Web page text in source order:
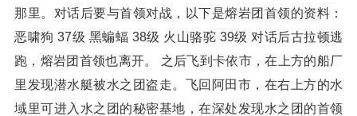
那里。对话后要与首领对战，以下是熔岩团首领的资料：
恶啸狗 37级 黑蝙蝠 38级 火山骆驼 39级 对话后古拉顿逃
跑，熔岩团首领也离开。 之后飞到卡依市，在上方的船厂
里发现潜水艇被水之团盗走。飞回阿田市，在右上方的水
域里可进入水之团的秘密基地，在深处发现水之团的首领